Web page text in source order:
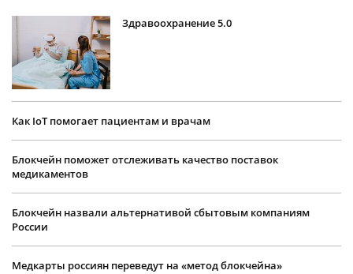
Здравоохранение 5.0
Как IoT помогает пациентам и врачам
Блокчейн поможет отслеживать качество поставок
медикаментов
Блокчейн назвали альтернативой сбытовым компаниям
России
Медкарты россиян переведут на «метод блокчейна»